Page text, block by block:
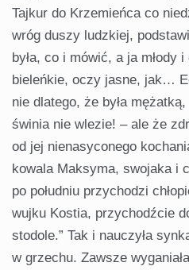
Tajkur do Krzemieńca co
wróg duszy ludzkiej,
była, co i mówić, a ja młody i
bieleńkie, oczy jasne, jak…
nie dlatego, że była
świnia nie wlezie! – ale że
od jej nienasyconego
kowala Maksyma, swojaka i
po południu przychodzi
wujku Kostia, przychodźcie
stodole.” Tak i nauczyła
w grzechu. Zawsze